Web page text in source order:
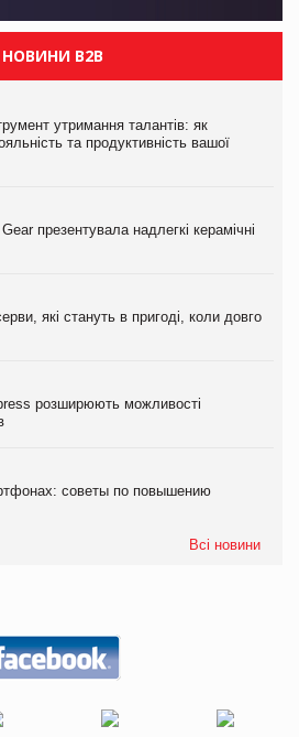
НОВИНИ B2B
утримання талантів: як
та продуктивність вашої
презентувала надлегкі керамічні
які стануть в пригоді, коли довго
розширюють можливості
советы по повышению
Всі новини